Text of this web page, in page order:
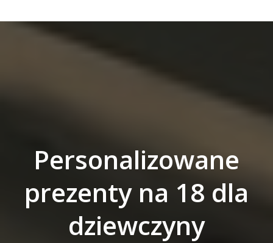
Personalizowane
prezenty na 18 dla
dziewczyny